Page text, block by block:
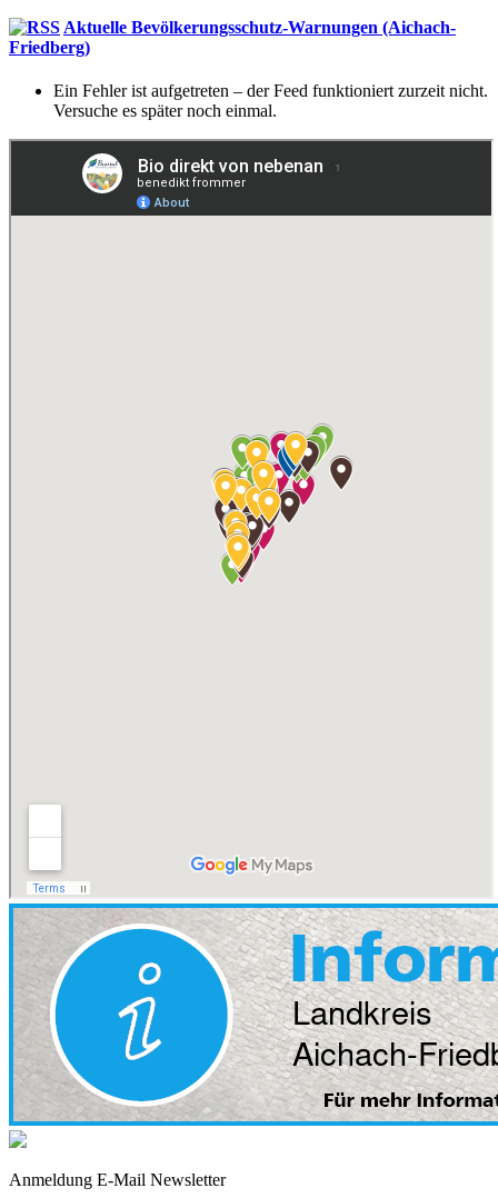
Aktuelle Bevölkerungsschutz-Warnungen (Aichach-
Friedberg)
Ein Fehler ist aufgetreten – der Feed funktioniert zurzeit nicht.
Versuche es später noch einmal.
Anmeldung E-Mail Newsletter